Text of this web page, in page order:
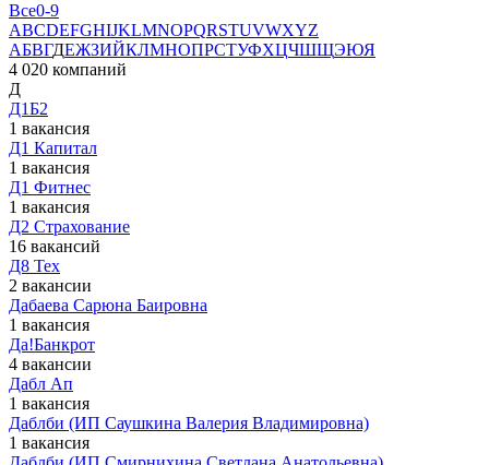
Все0-9
ABCDEFGHIJKLMNOPQRSTUVWXYZ
АБВГДЕЖЗИЙКЛМНОПРСТУФХЦЧШЩЭЮЯ
4 020 компаний
Д
Д1Б2
1 вакансия
Д1 Капитал
1 вакансия
Д1 Фитнес
1 вакансия
Д2 Страхование
16 вакансий
Д8 Тех
2 вакансии
Дабаева Сарюна Баировна
1 вакансия
Да!Банкрот
4 вакансии
Дабл Ап
1 вакансия
Даблби (ИП Саушкина Валерия Владимировна)
1 вакансия